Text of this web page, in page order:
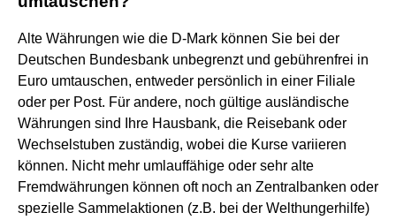
Alte Währungen wie die D-Mark können Sie bei der
Deutschen Bundesbank unbegrenzt und gebührenfrei in
Euro umtauschen, entweder persönlich in einer Filiale
oder per Post. Für andere, noch gültige ausländische
Währungen sind Ihre Hausbank, die Reisebank oder
Wechselstuben zuständig, wobei die Kurse variieren
können. Nicht mehr umlauffähige oder sehr alte
Fremdwährungen können oft noch an Zentralbanken oder
spezielle Sammelaktionen (z.B. bei der Welthungerhilfe)